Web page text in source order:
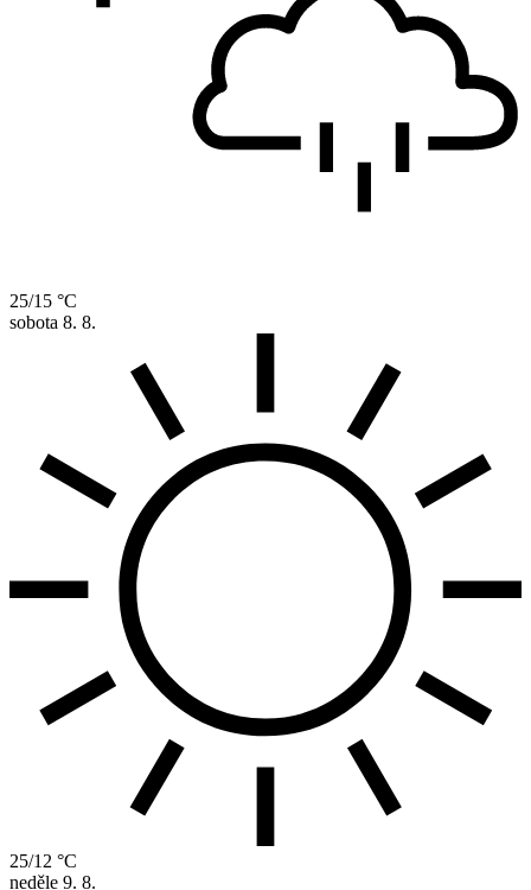
25/15 °C
sobota 8. 8.
25/12 °C
neděle 9. 8.